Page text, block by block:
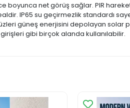
boyunca net görüş sağlar. PIR
IP65 su geçirmezlik standardı
güneş enerjisini depolayan solar
gibi birçok alanda kullanılabilir.